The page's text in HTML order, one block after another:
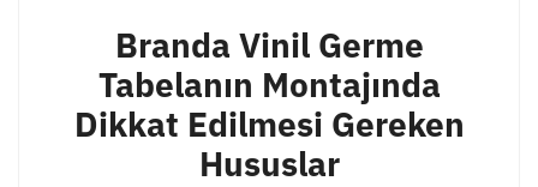
Branda Vinil Germe
Tabelanın Montajında
Dikkat Edilmesi Gereken
Hususlar